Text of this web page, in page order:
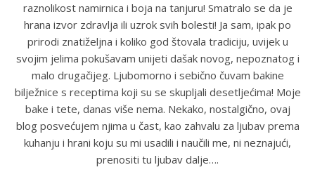
raznolikost namirnica i boja na tanjuru! Smatralo se da je
hrana izvor zdravlja ili uzrok svih bolesti! Ja sam, ipak po
prirodi znatiželjna i koliko god štovala tradiciju, uvijek u
svojim jelima pokušavam unijeti dašak novog, nepoznatog i
malo drugačijeg. Ljubomorno i sebično čuvam bakine
bilježnice s receptima koji su se skupljali desetljećima! Moje
bake i tete, danas više nema. Nekako, nostalgično, ovaj
blog posvećujem njima u čast, kao zahvalu za ljubav prema
kuhanju i hrani koju su mi usadili i naučili me, ni neznajući,
prenositi tu ljubav dalje….